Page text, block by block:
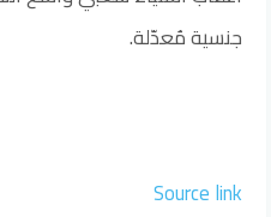
جنسية مُعدّلة.
Source link